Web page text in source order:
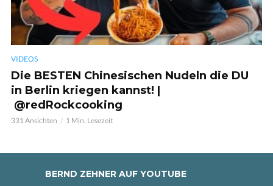
VIDEOS
Die BESTEN Chinesischen Nudeln die DU
in Berlin kriegen kannst! |
@redRockcooking
331 Ansichten 1 Min. Lesezeit
BERND ZEHNER AUF YOUTUBE